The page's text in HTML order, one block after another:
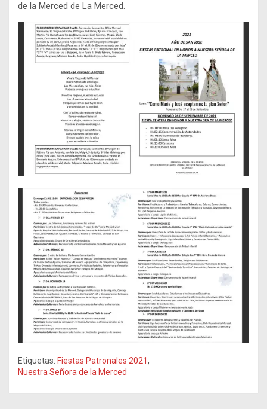
de la Merced de La Merced.
Etiquetas: Fiestas Patronales 2021,
Nuestra Señora de la Merced